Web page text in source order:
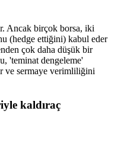
Ancak birçok borsa, iki
(hedge ettiğini) kabul eder
çok daha düşük bir
'teminat dengeleme'
ve sermaye verimliliğini
kaldıraç